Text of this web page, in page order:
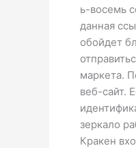
ь-восемь
данная
обойдет
маркета.
веб-сайт.
зеркало
Кракен